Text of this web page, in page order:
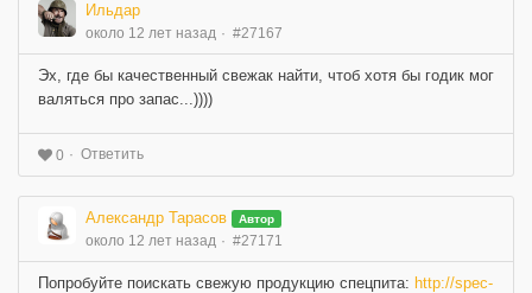
Ильдар
около 12 лет назад #27167
Эх, где бы качественный свежак найти, чтоб хотя бы годик мог
валяться про запас...))))
0 Ответить
Александр Тарасов Автор
около 12 лет назад #27171
Попробуйте поискать свежую продукцию спецпита: http://spec-